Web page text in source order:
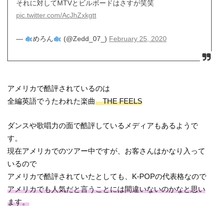
それに対してMTVとビルボードはさすが笑笑
pic.twitter.com/AcJhZxkgtt
— めろん (@Zedd_07_) February 25, 2020
アメリカで酷評されているのは
全編英語でうたわれた楽曲THE FEELS
ダンスや歌唱力の面で酷評しているメディアもあるようで
す。
現在アメリカでのツアー中ですが、お客さんはかなり入って
いるので
アメリカで酷評されていたとしても、K-POPの代表格なので
アメリカでも人気だと言うことには間違いないのかなと思い
ます。